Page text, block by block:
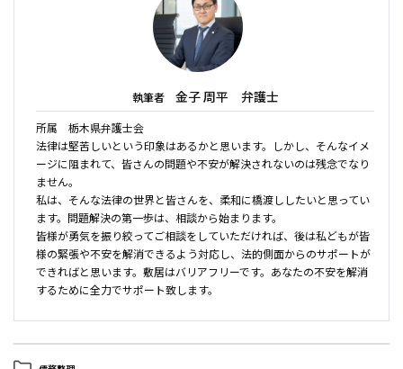
執筆者 金子 周平 弁護士
所属 栃木県弁護士会
法律は堅苦しいという印象はあるかと思います。しかし、そんなイメ
ージに阻まれて、皆さんの問題や不安が解決されないのは残念でなり
ません。
私は、そんな法律の世界と皆さんを、柔和に橋渡ししたいと思ってい
ます。問題解決の第一歩は、相談から始まります。
皆様が勇気を振り絞ってご相談をしていただければ、後は私どもが皆
様の緊張や不安を解消できるよう対応し、法的側面からのサポートが
できればと思います。敷居はバリアフリーです。あなたの不安を解消
するために全力でサポート致します。